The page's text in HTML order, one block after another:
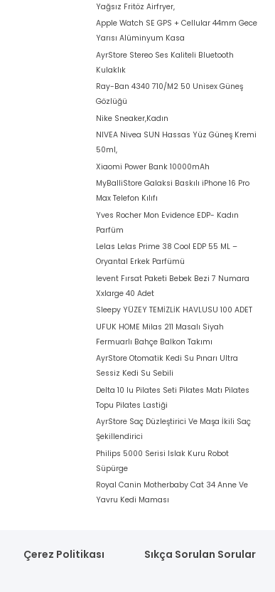
Yağsız Fritöz Airfryer,
Apple Watch SE GPS + Cellular 44mm Gece
Yarısı Alüminyum Kasa
AyrStore Stereo Ses Kaliteli Bluetooth
Kulaklık
Ray-Ban 4340 710/M2 50 Unisex Güneş
Gözlüğü
Nike Sneaker,Kadın
NIVEA Nivea SUN Hassas Yüz Güneş Kremi
50ml,
Xiaomi Power Bank 10000mAh
MyBalliStore Galaksi Baskılı iPhone 16 Pro
Max Telefon Kılıfı
Yves Rocher Mon Evidence EDP- Kadın
Parfüm
Lelas Lelas Prime 38 Cool EDP 55 ML –
Oryantal Erkek Parfümü
levent Fırsat Paketi Bebek Bezi 7 Numara
Xxlarge 40 Adet
Sleepy YÜZEY TEMİZLİK HAVLUSU 100 ADET
UFUK HOME Milas 211 Masalı Siyah
Fermuarlı Bahçe Balkon Takımı
AyrStore Otomatik Kedi Su Pınarı Ultra
Sessiz Kedi Su Sebili
Delta 10 lu Pilates Seti Pilates Matı Pilates
Topu Pilates Lastiği
AyrStore Saç Düzleştirici Ve Maşa İkili Saç
Şekillendirici
Philips 5000 Serisi Islak Kuru Robot
Süpürge
Royal Canin Motherbaby Cat 34 Anne Ve
Yavru Kedi Maması
Çerez Politikası Sıkça Sorulan Sorular